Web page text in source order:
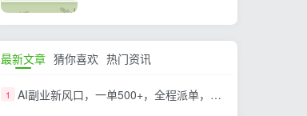
最新文章 猜你喜欢 热门资讯
1 AI副业新风口，一单500+，全程派单，0门槛直接干